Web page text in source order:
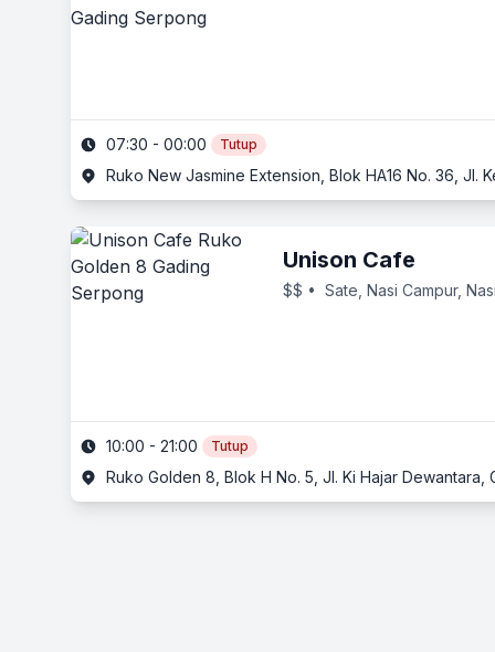
07:30 - 00:00 Tutup
Ruko New Jasmine Extension, Blok HA16 No. 36, Jl.
Unison Cafe
$$ • Sate, Nasi Campur,
10:00 - 21:00 Tutup
Ruko Golden 8, Blok H No. 5, Jl. Ki Hajar